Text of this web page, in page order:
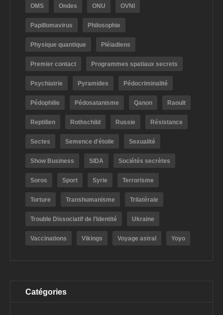
OMS Ondes ONU OVNI
Papillomavirus Philosophie
Physique quantique Pléiadiens
Premier contact Programmes spatiaux secrets
Psychiatrie Pyramides Pédocriminalité
Pédophilie Pédosatanisme Qanon Raoult
Reptilien Rothschild Russie Résistance
Sectes Semence d'étoile Sexualité
Show Business SIDA Sociétés secrètes
Soros Sport Syrie Terrorisme
Torture Transhumanisme Trilatérale
Trouble Dissociatif de l'Identité Ukraine
Vaccinations Vikings Voyage astral Yoyo
Catégories